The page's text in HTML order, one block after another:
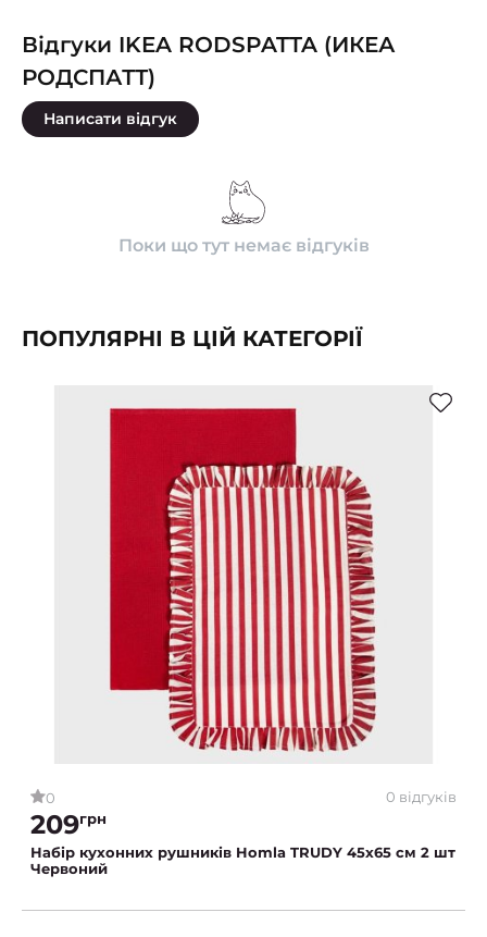
Відгуки IKEA RODSPATTA (ИКЕА
РОДСПАТТ)
Написати відгук
Поки що тут немає відгуків
ПОПУЛЯРНІ В ЦІЙ КАТЕГОРІЇ
0 0 відгуків
209грн
Набір кухонних рушників Homla TRUDY 45x65 см 2 шт
Червоний